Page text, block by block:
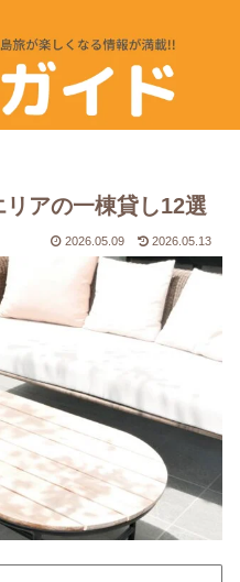
リアの一棟貸し12選
2026.05.09 2026.05.13